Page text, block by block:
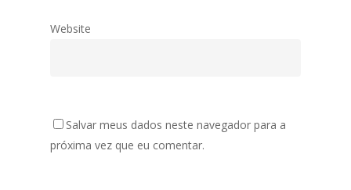
Website
Salvar meus dados neste navegador para a
próxima vez que eu comentar.